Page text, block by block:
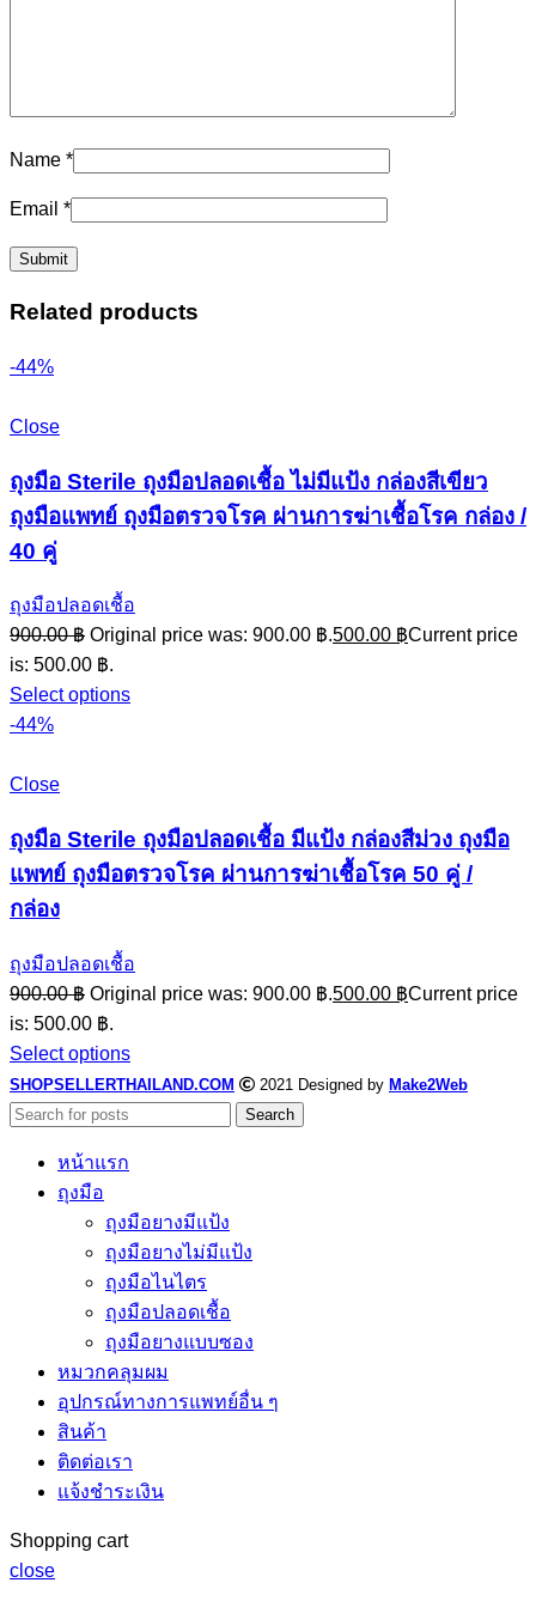
Name *
Email *
Related products
-44%
Close
ถุงมือ Sterile ถุงมือปลอดเชื้อ ไม่มีแป้ง กล่องสีเขียว
ถุงมือแพทย์ ถุงมือตรวจโรค ผ่านการฆ่าเชื้อโรค กล่อง /
40 คู่
ถุงมือปลอดเชื้อ
900.00฿ Original price was: 900.00 ฿.500.00 ฿Current price
is: 500.00 ฿.
Select options
-44%
Close
ถุงมือ Sterile ถุงมือปลอดเชื้อ มีแป้ง กล่องสีม่วง ถุงมือ
แพทย์ ถุงมือตรวจโรค ผ่านการฆ่าเชื้อโรค 50 คู่ /
กล่อง
ถุงมือปลอดเชื้อ
900.00฿ Original price was: 900.00 ฿.500.00 ฿Current price
is: 500.00 ฿.
Select options
SHOPSELLERTHAILAND.COM 2021 Designed by Make2Web
Search
หน้าแรก
ถุงมือ
ถุงมือยางมีแป้ง
ถุงมือยางไม่มีแป้ง
ถุงมือไนไตร
ถุงมือปลอดเชื้อ
ถุงมือยางแบบซอง
หมวกคลุมผม
อุปกรณ์ทางการแพทย์อื่น ๆ
สินค้า
ติดต่อเรา
แจ้งชำระเงิน
Shopping cart
close